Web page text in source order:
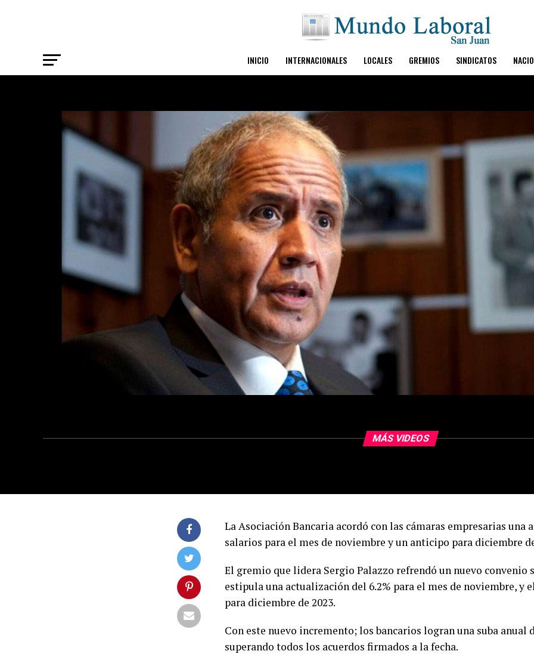
INICIO INTERNACIONALES LOCALES GREMIOS SINDICATOS
MÁS VIDEOS
La Asociación Bancaria acordó con las cámaras empresarias una
salarios para el mes de noviembre y un anticipo para diciembre
El gremio que lidera Sergio Palazzo refrendó un nuevo convenio
estipula una actualización del 6.2% para el mes de noviembre, y
para diciembre de 2023.
Con este nuevo incremento; los bancarios logran una suba anual
superando todos los acuerdos firmados a la fecha.